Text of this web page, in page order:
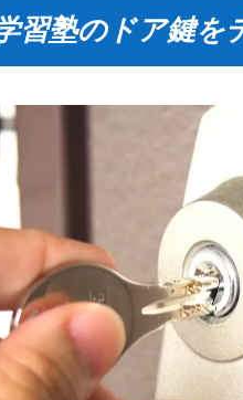
習塾のドア鍵を